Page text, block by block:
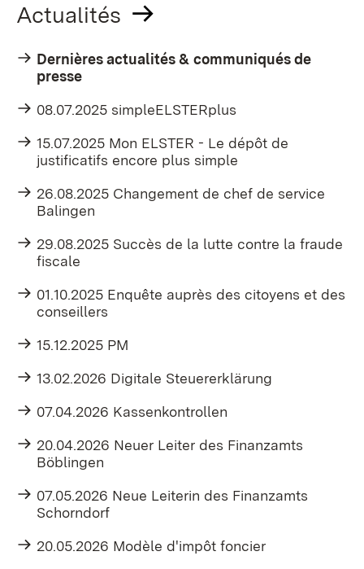
Actualités
Dernières actualités & communiqués de
presse
08.07.2025 simpleELSTERplus
15.07.2025 Mon ELSTER - Le dépôt de
justificatifs encore plus simple
26.08.2025 Changement de chef de service
Balingen
29.08.2025 Succès de la lutte contre la fraude
fiscale
01.10.2025 Enquête auprès des citoyens et des
conseillers
15.12.2025 PM
13.02.2026 Digitale Steuererklärung
07.04.2026 Kassenkontrollen
20.04.2026 Neuer Leiter des Finanzamts
Böblingen
07.05.2026 Neue Leiterin des Finanzamts
Schorndorf
20.05.2026 Modèle d'impôt foncier